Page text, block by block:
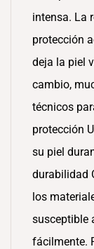
intensa. La
protección
deja la piel
cambio,
técnicos
protección
su piel
durabilidad
los
susceptible
fácilmente.